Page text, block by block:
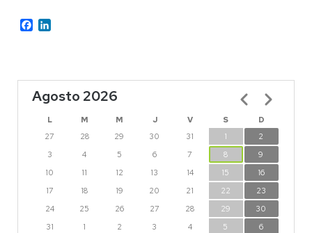
Facebook
Agosto 2026
L M M J V S
D
27
28 29 30 31 1
2
3
4 5 6 7 8
9
10
11 12 13 14 15
16
17
18 19 20 21 22
23
24
25 26 27 28 29
30
31
1 2 3 4 5 6
Paginación